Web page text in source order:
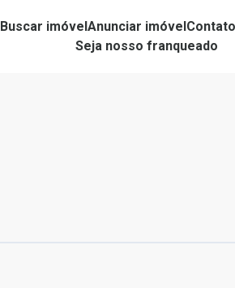
Buscar imóvelAnunciar imóvelContato
Seja nosso franqueado